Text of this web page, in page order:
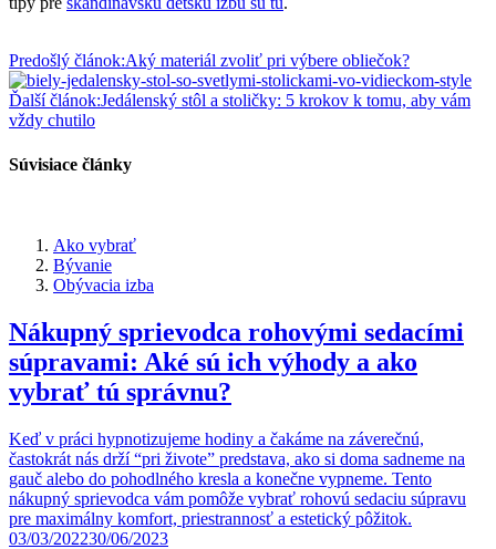
Predošlý článok:Aký materiál zvoliť pri výbere obliečok?
Ďalší článok:Jedálenský stôl a stoličky: 5 krokov k tomu, aby vám
vždy chutilo
Súvisiace články
Ako vybrať
Bývanie
Obývacia izba
Nákupný sprievodca rohovými sedacími
súpravami: Aké sú ich výhody a ako
vybrať tú správnu?
Keď v práci hypnotizujeme hodiny a čakáme na záverečnú,
častokrát nás drží “pri živote” predstava, ako si doma sadneme na
gauč alebo do pohodlného kresla a konečne vypneme. Tento
nákupný sprievodca vám pomôže vybrať rohovú sedaciu súpravu
pre maximálny komfort, priestrannosť a estetický pôžitok.
03/03/202230/06/2023